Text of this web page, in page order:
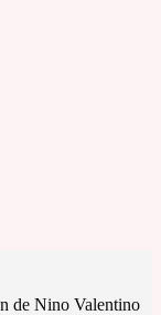
de Nino Valentino